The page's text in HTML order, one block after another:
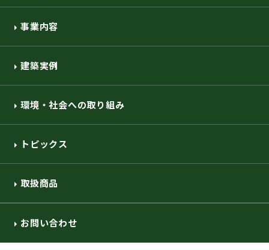
事業内容
建築実例
環境・社会への取り組み
トピックス
取扱商品
お問い合わせ